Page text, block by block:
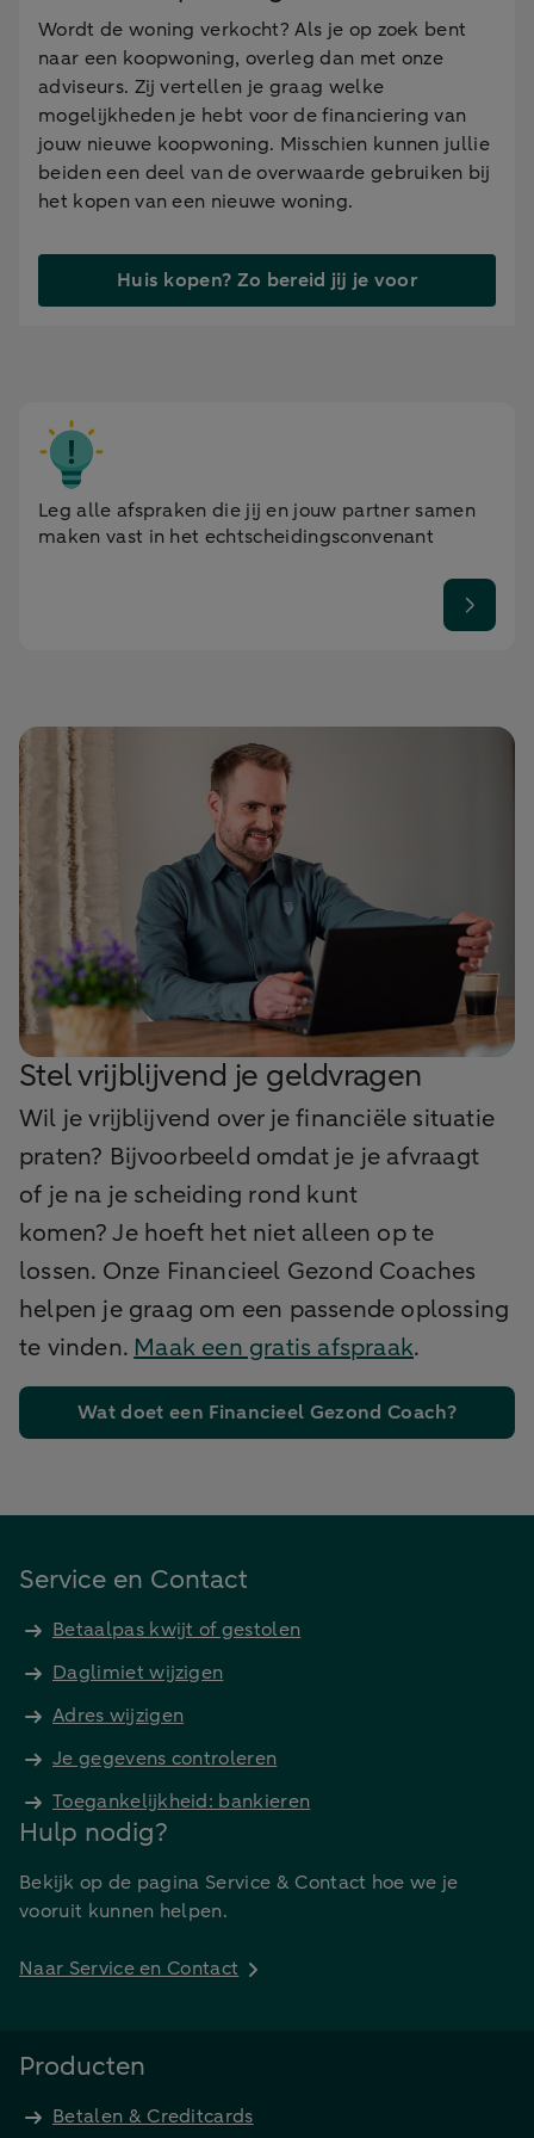
Wordt de woning verkocht? Als je op zoek bent
naar een koopwoning, overleg dan met onze
adviseurs. Zij vertellen je graag welke
mogelijkheden je hebt voor de financiering van
jouw nieuwe koopwoning. Misschien kunnen jullie
beiden een deel van de overwaarde gebruiken bij
het kopen van een nieuwe woning.
Huis kopen? Zo bereid jij je voor
Leg alle afspraken die jij en jouw partner samen
maken vast in het echtscheidingsconvenant
Stel vrijblijvend je geldvragen
Wil je vrijblijvend over je financiële situatie
praten? Bijvoorbeeld omdat je je afvraagt
of je na je scheiding rond kunt
komen? Je hoeft het niet alleen op te
lossen. Onze Financieel Gezond Coaches
helpen je graag om een passende oplossing
te vinden. Maak een gratis afspraak.
Wat doet een Financieel Gezond Coach?
Service en Contact
Betaalpas kwijt of gestolen
Daglimiet wijzigen
Adres wijzigen
Je gegevens controleren
Toegankelijkheid: bankieren
Hulp nodig?
Bekijk op de pagina Service & Contact hoe we je
vooruit kunnen helpen.
Naar Service en Contact
Producten
Betalen & Creditcards